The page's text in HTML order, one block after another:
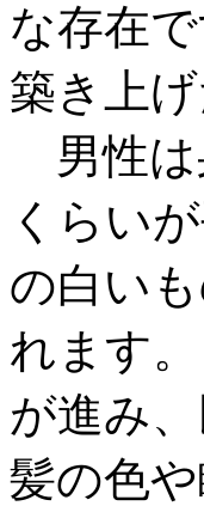
な存在
築き上
男性は
くらい
の白い
れます
が進み
髪の色